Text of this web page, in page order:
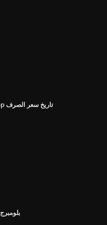
Us دولار أمريكي إلى الجنيه البريطاني gbp تاريخ سعر الصرف
معهد ماساتشوستس للتكنولوجيا nymex بلومبرج